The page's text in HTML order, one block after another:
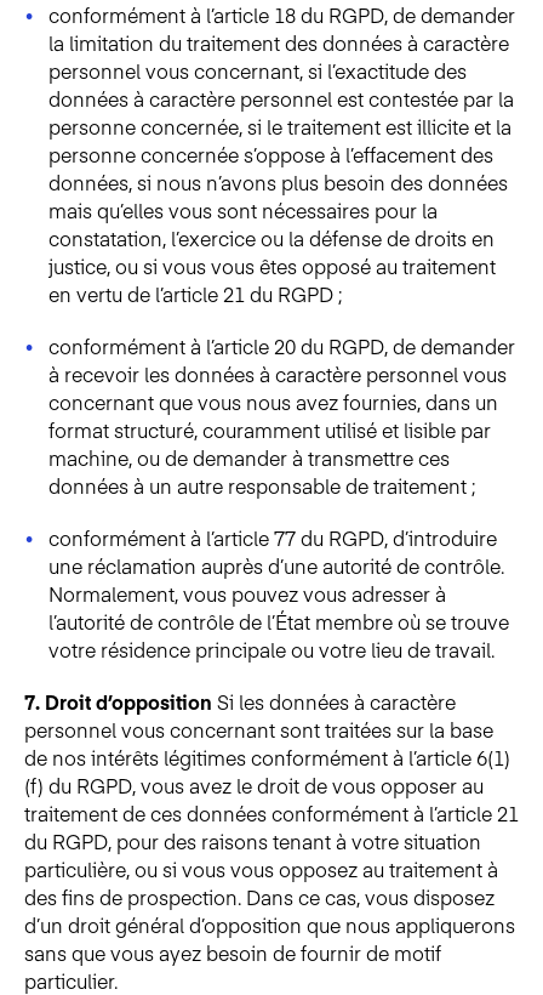
conformément à l’article 18 du RGPD, de demander
la limitation du traitement des données à caractère
personnel vous concernant, si l’exactitude des
données à caractère personnel est contestée par la
personne concernée, si le traitement est illicite et la
personne concernée s’oppose à l’effacement des
données, si nous n’avons plus besoin des données
mais qu’elles vous sont nécessaires pour la
constatation, l’exercice ou la défense de droits en
justice, ou si vous vous êtes opposé au traitement
en vertu de l’article 21 du RGPD ;
conformément à l’article 20 du RGPD, de demander
à recevoir les données à caractère personnel vous
concernant que vous nous avez fournies, dans un
format structuré, couramment utilisé et lisible par
machine, ou de demander à transmettre ces
données à un autre responsable de traitement ;
conformément à l’article 77 du RGPD, d’introduire
une réclamation auprès d’une autorité de contrôle.
Normalement, vous pouvez vous adresser à
l’autorité de contrôle de l’État membre où se trouve
votre résidence principale ou votre lieu de travail.
7. Droit d’opposition Si les données à caractère
personnel vous concernant sont traitées sur la base
de nos intérêts légitimes conformément à l’article 6(1)
(f) du RGPD, vous avez le droit de vous opposer au
traitement de ces données conformément à l’article 21
du RGPD, pour des raisons tenant à votre situation
particulière, ou si vous vous opposez au traitement à
des fins de prospection. Dans ce cas, vous disposez
d’un droit général d’opposition que nous appliquerons
sans que vous ayez besoin de fournir de motif
particulier.